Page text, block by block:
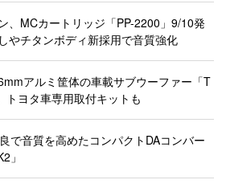
、MCカートリッジ「PP-2200」9/10発
やチタンボディ新採用で音質強化
アルミ筐体の車載サブウーファー「T
トヨタ車専用取付キットも
で音質を高めたコンパクトDAコンバー
」